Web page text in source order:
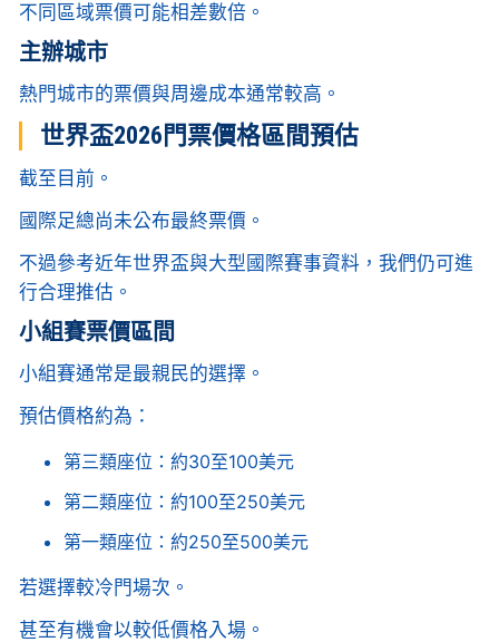
不同區域票價可能相差數倍。
主辦城市
熱門城市的票價與周邊成本通常較高。
世界盃2026門票價格區間預估
截至目前。
國際足總尚未公布最終票價。
不過參考近年世界盃與大型國際賽事資料，我們仍可進
行合理推估。
小組賽票價區間
小組賽通常是最親民的選擇。
預估價格約為：
第三類座位：約30至100美元
第二類座位：約100至250美元
第一類座位：約250至500美元
若選擇較冷門場次。
甚至有機會以較低價格入場。